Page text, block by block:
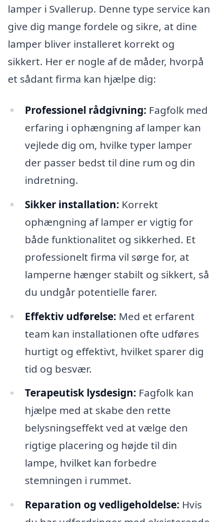
lamper i Svallerup. Denne type service kan
give dig mange fordele og sikre, at dine
lamper bliver installeret korrekt og
sikkert. Her er nogle af de måder, hvorpå
et sådant firma kan hjælpe dig:
Professionel rådgivning: Fagfolk med
erfaring i ophængning af lamper kan
vejlede dig om, hvilke typer lamper
der passer bedst til dine rum og din
indretning.
Sikker installation: Korrekt
ophængning af lamper er vigtig for
både funktionalitet og sikkerhed. Et
professionelt firma vil sørge for, at
lamperne hænger stabilt og sikkert, så
du undgår potentielle farer.
Effektiv udførelse: Med et erfarent
team kan installationen ofte udføres
hurtigt og effektivt, hvilket sparer dig
tid og besvær.
Terapeutisk lysdesign: Fagfolk kan
hjælpe med at skabe den rette
belysningseffekt ved at vælge den
rigtige placering og højde til din
lampe, hvilket kan forbedre
stemningen i rummet.
Reparation og vedligeholdelse: Hvis